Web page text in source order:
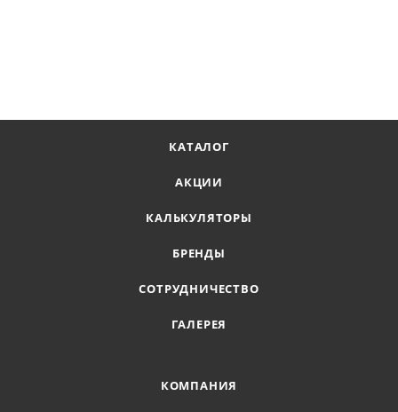
КАТАЛОГ
АКЦИИ
КАЛЬКУЛЯТОРЫ
БРЕНДЫ
СОТРУДНИЧЕСТВО
ГАЛЕРЕЯ
КОМПАНИЯ